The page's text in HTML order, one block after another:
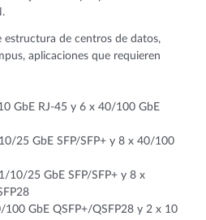
estructura de centros de datos,
aplicaciones que requieren
GbE RJ-45 y 6 x 40/100 GbE
25 GbE SFP/SFP+ y 8 x 40/100
10/25 GbE SFP/SFP+ y 8 x
GbE QSFP+/QSFP28 y 2 x 10